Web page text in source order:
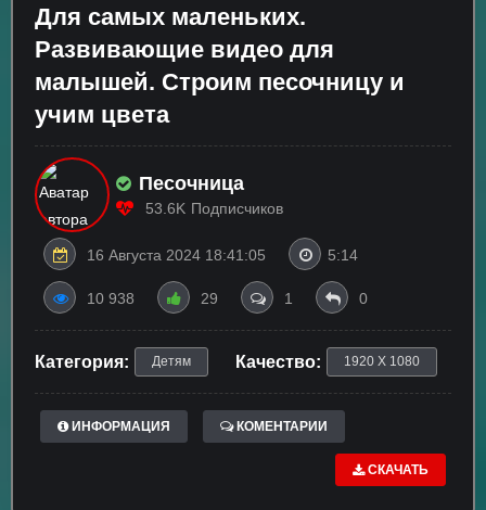
Для самых маленьких.
Развивающие видео для
малышей. Строим песочницу и
учим цвета
Песочница
53.6K Подписчиков
16 Августа 2024 18:41:05 5:14
10 938 29 1 0
Категория: Детям Качество: 1920 X 1080
ИНФОРМАЦИЯ КОМЕНТАРИИ
СКАЧАТЬ